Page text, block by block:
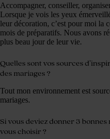
Accompagner, conseiller,
Lorsque je vois les yeux
leur décoration, c’est pour moi la
mois de préparatifs. Nous avons
plus beau jour de leur vie.
Quelles sont vos sources
des mariages ?
Tout mon environnement est
mariages.
Si vous deviez donner 3
vous choisir ?